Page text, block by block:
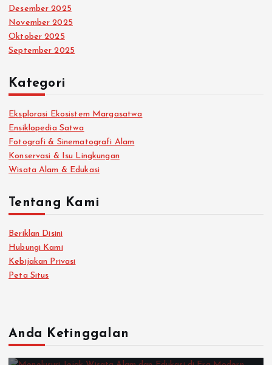
Desember 2025
November 2025
Oktober 2025
September 2025
Kategori
Eksplorasi Ekosistem Margasatwa
Ensiklopedia Satwa
Fotografi & Sinematografi Alam
Konservasi & Isu Lingkungan
Wisata Alam & Edukasi
Tentang Kami
Beriklan Disini
Hubungi Kami
Kebijakan Privasi
Peta Situs
Anda Ketinggalan